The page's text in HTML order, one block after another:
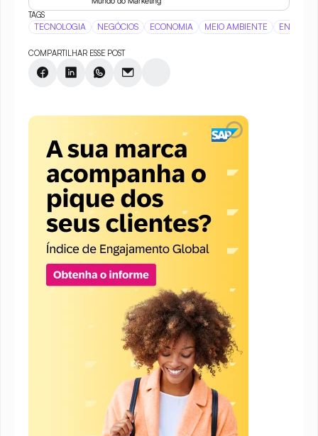
TAGS
TECNOLOGIA NEGÓCIOS ECONOMIA MEIO AMBIENTE
COMPARTILHAR ESSE POST